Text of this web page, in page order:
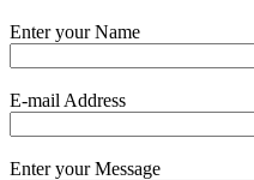
Enter your Name
E-mail Address
Enter your Message